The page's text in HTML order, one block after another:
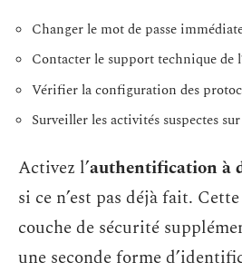
Changer le mot de passe
Contacter le support technique de
Vérifier la configuration des
Surveiller les activités suspectes
Activez l’authentification à
si ce n’est pas déjà fait.
couche de sécurité
une seconde forme